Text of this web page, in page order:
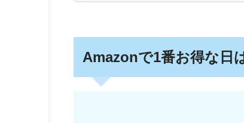
Amazonで1番お得な日